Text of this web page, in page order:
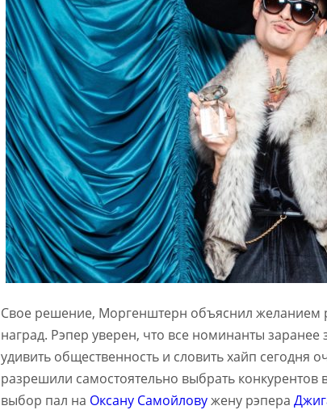
Свое решение, Моргенштерн объяснил желанием
наград. Рэпер уверен, что все номинанты заранее
удивить общественность и словить хайп сегодня
разрешили самостоятельно выбрать
выбор пал на Оксану Самойловужену рэпера